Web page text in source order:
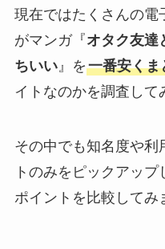
現在ではたくさんの電
がマンガ『オタク友達
ちいい』を一番安くま
イトなのかを調査して
その中でも知名度や利
トのみをピックアッ
ポイントを比較してみ